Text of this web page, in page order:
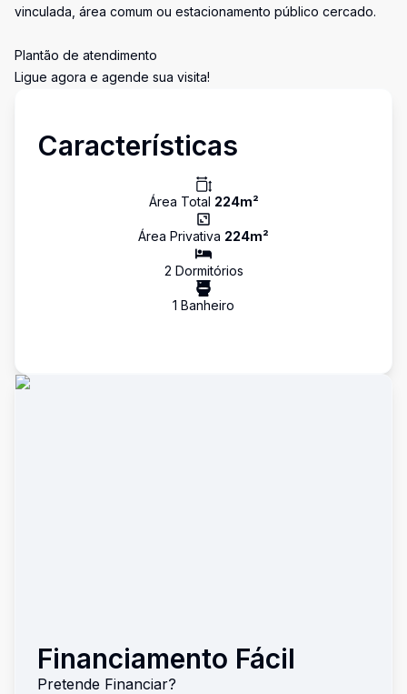
vinculada, área comum ou estacionamento público cercado.
Plantão de atendimento
Ligue agora e agende sua visita!
Características
Área Total 224m²
Área Privativa 224m²
2 Dormitórios
1 Banheiro
Financiamento Fácil
Pretende Financiar?